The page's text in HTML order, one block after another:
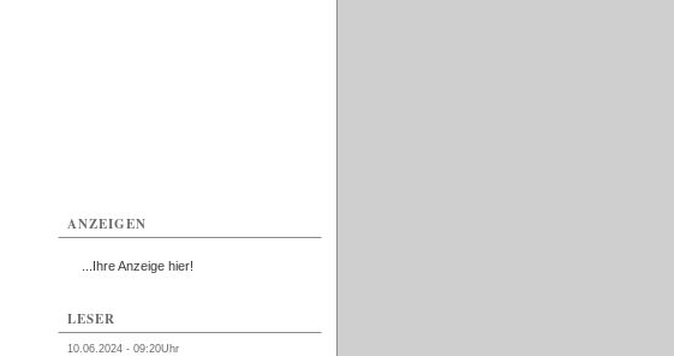
ANZEIGEN
...Ihre Anzeige hier!
LESER
10.06.2024 - 09:20Uhr